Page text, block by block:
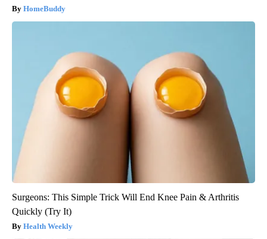
HomeBuddy
Surgeons: This Simple Trick Will End Knee Pain & Arthritis
Quickly (Try It)
Health Weekly